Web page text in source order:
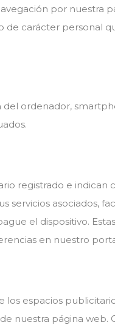
por nuestra
de carácter personal
ordenador,
registrado e indican
servicios asociados,
el dispositivo.
en nuestro
espacios
nuestra página web.